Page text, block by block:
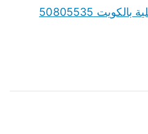
قطع غيار بايك BAIC الأصلية بالكويت 50805535